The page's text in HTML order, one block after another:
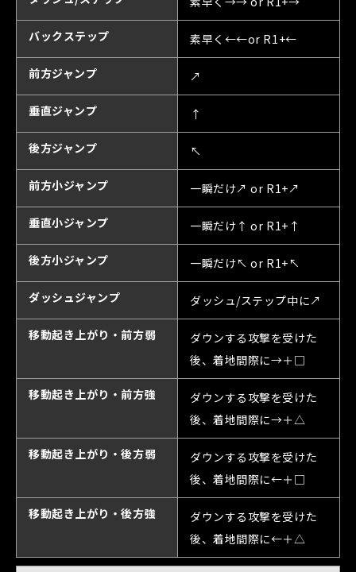
バックステップ 素早く←←or R1+←
前方ジャンプ ↗
垂直ジャンプ ↑
後方ジャンプ ↖
前方小ジャンプ 一瞬だけ↗ or R1+↗
垂直小ジャンプ 一瞬だけ↑ or R1+↑
後方小ジャンプ 一瞬だけ↖ or R1+↖
ダッシュジャンプ ダッシュ/ステップ中に↗
移動起き上がり・前方弱
ダウンする攻撃を受けた
後、着地間際に→＋□
移動起き上がり・前方強
ダウンする攻撃を受けた
後、着地間際に→＋△
移動起き上がり・後方弱
ダウンする攻撃を受けた
後、着地間際に←＋□
移動起き上がり・後方強
ダウンする攻撃を受けた
後、着地間際に←＋△